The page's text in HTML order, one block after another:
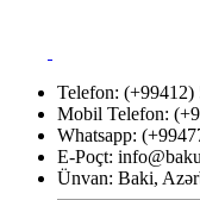
Telefon: (+99412)
Mobil Telefon:
Whatsapp:
E-Poçt:
Ünvan: Baki,